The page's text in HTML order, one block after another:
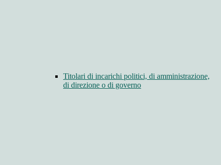
Titolari di incarichi politici, di amministrazione,
di direzione o di governo